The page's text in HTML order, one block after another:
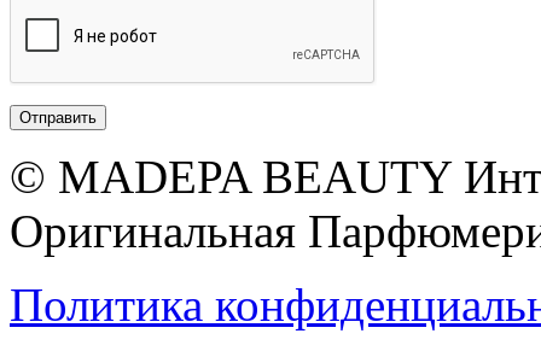
© MADEPA BEAUTY
Оригинальная
Политика